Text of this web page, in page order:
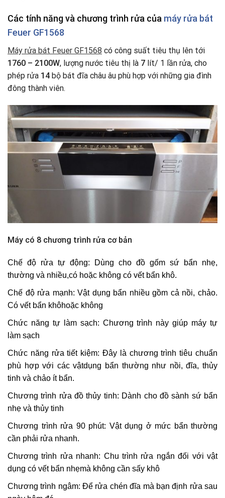
Các tính năng và chương trình rửa của máy rửa bát
Feuer GF1568
Máy rửa bát Feuer GF1568 có công suất tiêu thụ lên tới
1760 – 2100W, lượng nước tiêu thị là 7 lít/ 1 lần rửa, cho
phép rửa 14 bộ bát đĩa châu âu phù hợp với những gia đình
đông thành viên.
Máy có 8 chương trình rửa cơ bản
Chế độ rửa tự động: Dùng cho đồ gốm sứ bẩn nhẹ,
thường và nhiều,có hoặc không có vết bẩn khô.
Chế độ rửa mạnh: Vật dụng bẩn nhiều gồm cả nồi, chảo.
Có vết bẩn khôhoặc không
Chức năng tự làm sạch: Chương trình này giúp máy tự
làm sạch
Chức năng rửa tiết kiệm: Đây là chương trình tiêu chuẩn
phù hợp với các vậtdụng bẩn thường như nồi, đĩa, thủy
tinh và chảo ít bẩn.
Chương trình rửa đồ thủy tinh: Dành cho đồ sành sứ bẩn
nhẹ và thủy tinh
Chương trình rửa 90 phút: Vật dụng ở mức bẩn thường
cần phải rửa nhanh.
Chương trình rửa nhanh: Chu trình rửa ngắn đối với vật
dụng có vết bẩn nhẹmà không cần sấy khô
Chương trình ngâm: Để rửa chén đĩa mà bạn định rửa sau